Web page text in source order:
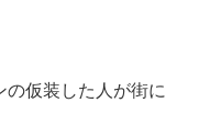
仮装した人が街に